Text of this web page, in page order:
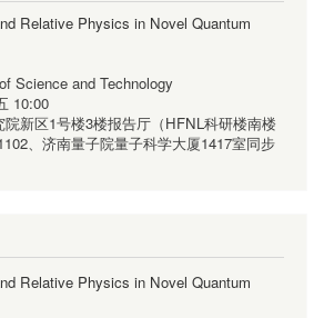
Relative Physics in Novel Quantum
Science and Technology
10:00
院新区1号楼3楼报告厅（HFNL科研楼南楼
、济南量子院量子科学大厦1417室同步
Relative Physics in Novel Quantum